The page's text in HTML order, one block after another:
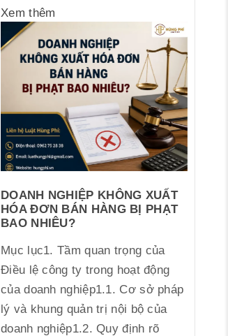
Xem thêm
DOANH NGHIỆP KHÔNG XUẤT
HÓA ĐƠN BÁN HÀNG BỊ PHẠT
BAO NHIÊU?
Mục lục1. Tầm quan trọng của
Điều lệ công ty trong hoạt động
của doanh nghiệp1.1. Cơ sở pháp
lý và khung quản trị nội bộ của
doanh nghiệp1.2. Quy định rõ